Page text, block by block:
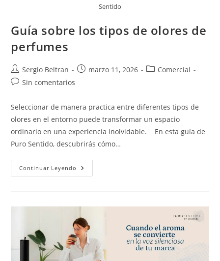
Sentido
Guía sobre los tipos de olores de
perfumes
Sergio Beltran marzo 11, 2026
Comercial
Sin comentarios
Seleccionar de manera practica entre diferentes tipos de
olores en el entorno puede transformar un espacio
ordinario en una experiencia inolvidable. En esta guía de
Puro Sentido, descubrirás cómo…
Continuar Leyendo